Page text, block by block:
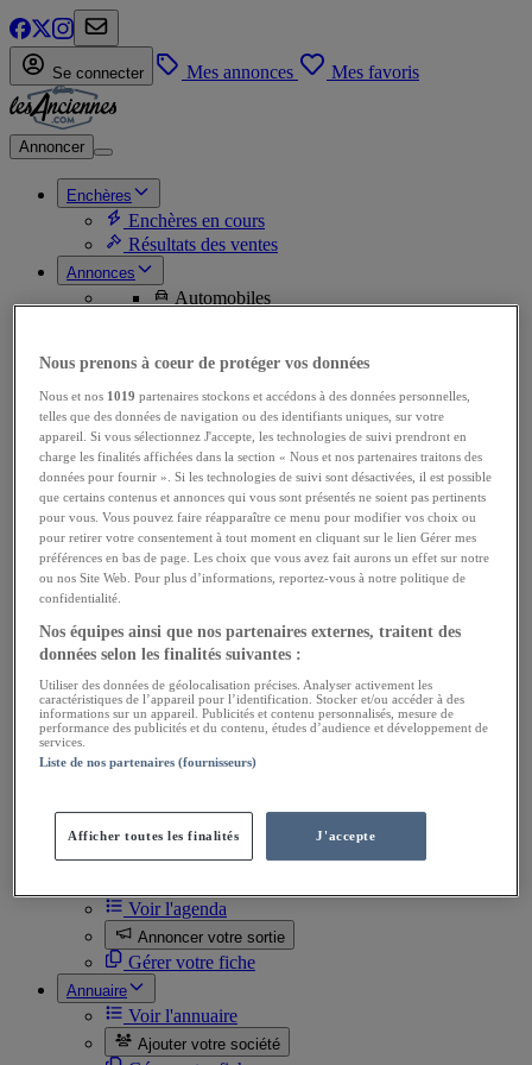
Se connecter Mes annonces Mes favoris
Annoncer
Enchères
Enchères en cours
Résultats des ventes
Annonces
Automobiles
Achats Autos
Motos
Ventes Motos
Ventes de pièces
Achats Motos
Achats de pièces
Utilitaires
Ventes Utilitaires
Ventes de pièces
Achats Utilitaires
Divers
Ventes Docs, automobilia
Ventes Miniatures
Achats Miniatures
Ventes Divers
Achats Divers
Gérer mes annonces
Mes favoris
Voir l'agenda
Annoncer votre sortie
Gérer votre fiche
Annuaire
Voir l'annuaire
Ajouter votre société
Nous prenons à coeur de protéger vos données
Nous et nos 1019 partenaires stockons et accédons à des données personnelles,
telles que des données de navigation ou des identifiants uniques, sur votre
appareil. Si vous sélectionnez J'accepte, les technologies de suivi prendront en
charge les finalités affichées dans la section « Nous et nos partenaires traitons des
données pour fournir ». Si les technologies de suivi sont désactivées, il est possible
que certains contenus et annonces qui vous sont présentés ne soient pas pertinents
pour vous. Vous pouvez faire réapparaître ce menu pour modifier vos choix ou
pour retirer votre consentement à tout moment en cliquant sur le lien Gérer mes
préférences en bas de page. Les choix que vous avez fait aurons un effet sur notre
ou nos Site Web. Pour plus d’informations, reportez-vous à notre politique de
confidentialité.
Nos équipes ainsi que nos partenaires externes, traitent des
données selon les finalités suivantes :
Utiliser des données de géolocalisation précises. Analyser activement les
caractéristiques de l’appareil pour l’identification. Stocker et/ou accéder à des
informations sur un appareil. Publicités et contenu personnalisés, mesure de
performance des publicités et du contenu, études d’audience et développement de
services.
Liste de nos partenaires (fournisseurs)
Afficher toutes les finalités J'accepte